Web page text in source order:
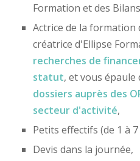
Formation et des
Actrice de la formation
créatrice d'Ellipse
recherches de
statut, et vous épaule
dossiers auprès des
secteur d'activité,
Petits effectifs (de 1 à
Devis dans la journée,